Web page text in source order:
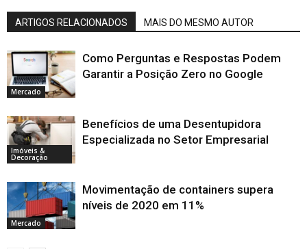
ARTIGOS RELACIONADOS MAIS DO MESMO AUTOR
Mercado
Como Perguntas e Respostas Podem
Garantir a Posição Zero no Google
Imóveis &
Decoração
Benefícios de uma Desentupidora
Especializada no Setor Empresarial
Mercado
Movimentação de containers supera
níveis de 2020 em 11%